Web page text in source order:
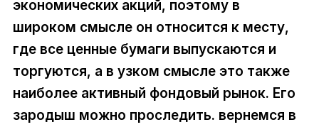
экономических акций, поэтому в
широком смысле он относится к месту,
где все ценные бумаги выпускаются и
торгуются, а в узком смысле это также
наиболее активный фондовый рынок. Его
зародыш можно проследить. вернемся в